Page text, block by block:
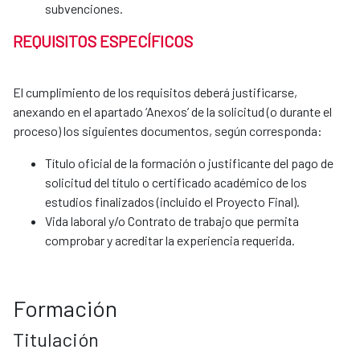
subvenciones.
REQUISITOS ESPECÍFICOS
El cumplimiento de los requisitos deberá justificarse,
anexando en el apartado ‘Anexos’ de la solicitud (o durante el
proceso) los siguientes documentos, según corresponda:
Título oficial de la formación o justificante del pago de
solicitud del título o certificado académico de los
estudios finalizados (incluido el Proyecto Final).
Vida laboral y/o Contrato de trabajo que permita
comprobar y acreditar la experiencia requerida.
Formación
Titulación